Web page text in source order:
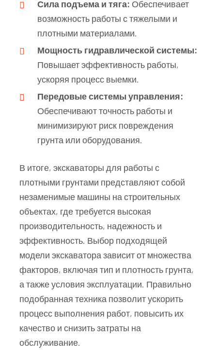
Сила подъема и тяга: Обеспечивает
возможность работы с тяжелыми и
плотными материалами.
Мощность гидравлической системы:
Повышает эффективность работы,
ускоряя процесс выемки.
Передовые системы управления:
Обеспечивают точность работы и
минимизируют риск повреждения
грунта или оборудования.
В итоге, экскаваторы для работы с
плотными грунтами представляют собой
незаменимые машины на строительных
объектах, где требуется высокая
производительность, надежность и
эффективность. Выбор подходящей
модели экскаватора зависит от множества
факторов, включая тип и плотность грунта,
а также условия эксплуатации. Правильно
подобранная техника позволит ускорить
процесс выполнения работ, повысить их
качество и снизить затраты на
обслуживание.